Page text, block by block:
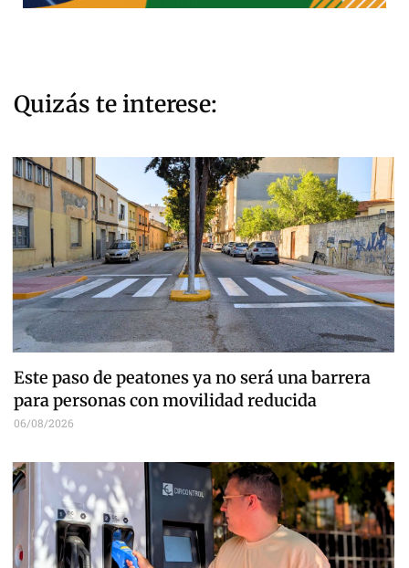
Quizás te interese:
Este paso de peatones ya no será una barrera
para personas con movilidad reducida
06/08/2026